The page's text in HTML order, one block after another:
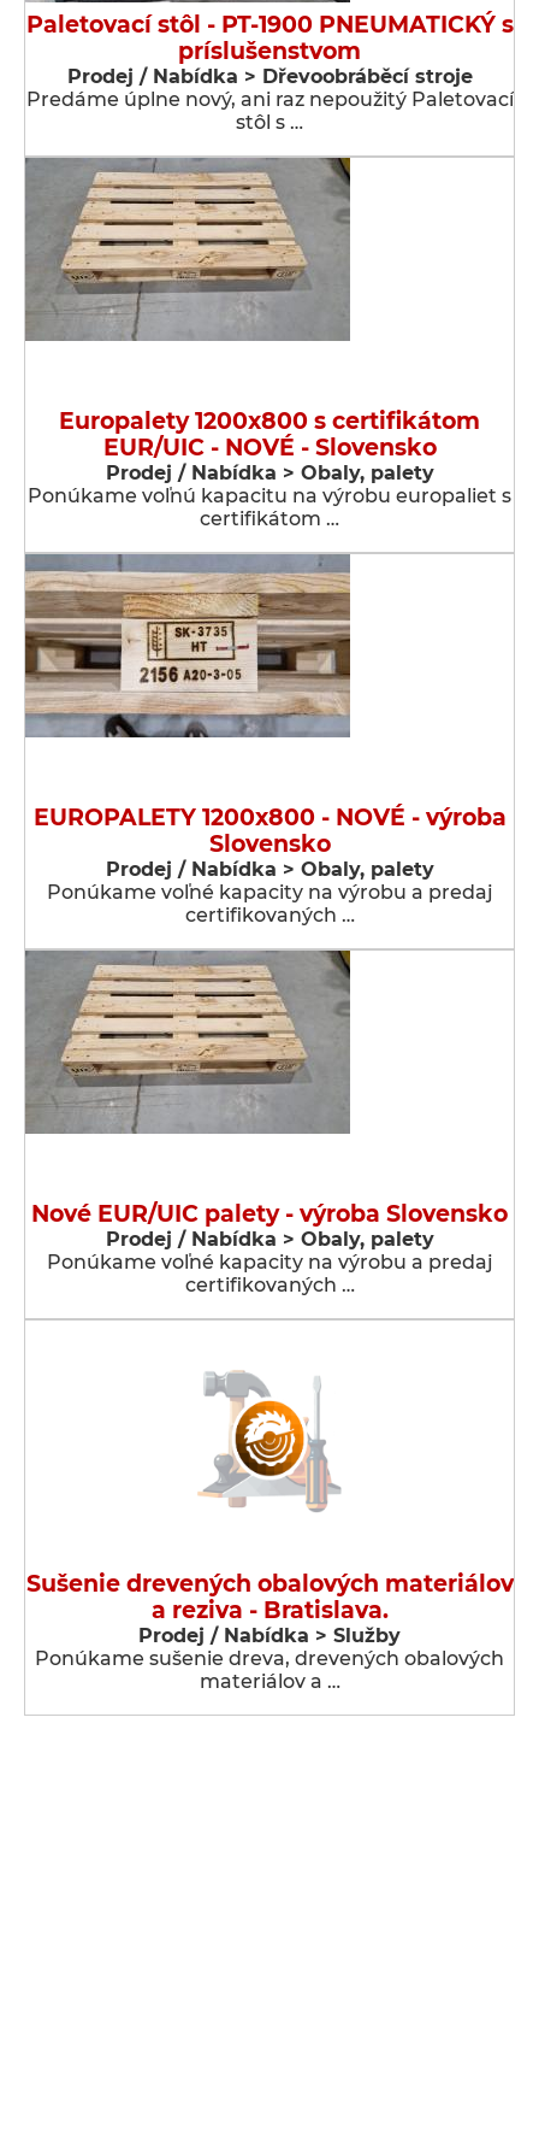
Paletovací stôl - PT-1900 PNEUMATICKÝ s
príslušenstvom
Prodej / Nabídka > Dřevoobráběcí stroje
Predáme úplne nový, ani raz nepoužitý Paletovací
stôl s …
Europalety 1200x800 s certifikátom
EUR/UIC - NOVÉ - Slovensko
Prodej / Nabídka > Obaly, palety
Ponúkame voľnú kapacitu na výrobu europaliet s
certifikátom …
EUROPALETY 1200x800 - NOVÉ - výroba
Slovensko
Prodej / Nabídka > Obaly, palety
Ponúkame voľné kapacity na výrobu a predaj
certifikovaných …
Nové EUR/UIC palety - výroba Slovensko
Prodej / Nabídka > Obaly, palety
Ponúkame voľné kapacity na výrobu a predaj
certifikovaných …
Sušenie drevených obalových materiálov
a reziva - Bratislava.
Prodej / Nabídka > Služby
Ponúkame sušenie dreva, drevených obalových
materiálov a …